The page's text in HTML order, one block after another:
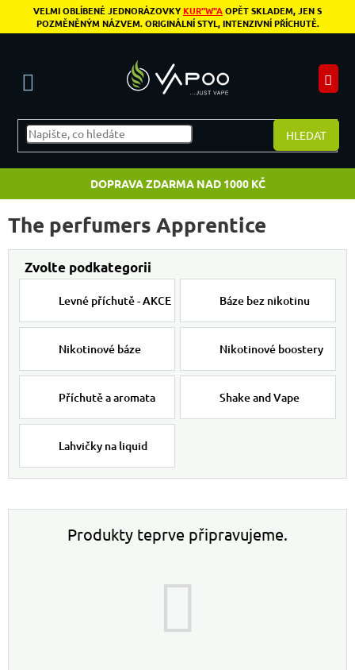
Přejít na obsah
VELMI OBLÍBENÉ JEDNORÁZOVKYKUR"W"AOPĚT SKLADEM, JEN S
POZMĚNĚNÝM NÁZVEM. ORIGINÁLNÍ STYL, INTENZIVNÍ PŘÍCHUTĚ.
HLEDAT
DOPRAVA ZDARMA NAD 1000 KČ
The perfumers Apprentice
Levné příchutě - AKCE Báze bez nikotinu
Nikotinové báze Nikotinové boostery
Příchutě a aromata Shake and Vape
Lahvičky na liquid
Produkty teprve připravujeme.